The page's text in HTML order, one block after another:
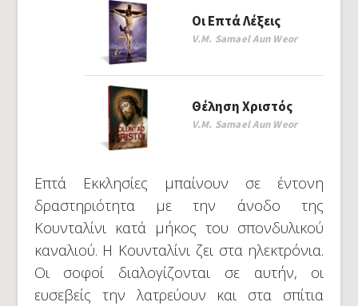
Οι Επτά Λέξεις
V.M. Samael Aun Weor
Θέληση Χριστός
V.M. Samael Aun Weor
Επτά Εκκλησίες μπαίνουν σε έντονη
δραστηριότητα με την άνοδο της
Κουνταλίνι κατά μήκος του σπονδυλικού
καναλιού. Η Κουνταλίνι ζει στα ηλεκτρόνια.
Οι σοφοί διαλογίζονται σε αυτήν, οι
ευσεβείς την λατρεύουν και στα σπίτια